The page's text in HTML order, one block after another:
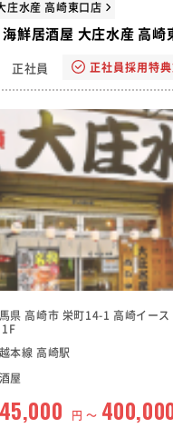
庄水産 高崎東口店
鮮居酒屋 大庄水産 高崎
正社員 正社員採用特典
県 高崎市 栄町14-1 高崎イース
1F
本線 高崎駅
屋
円 〜